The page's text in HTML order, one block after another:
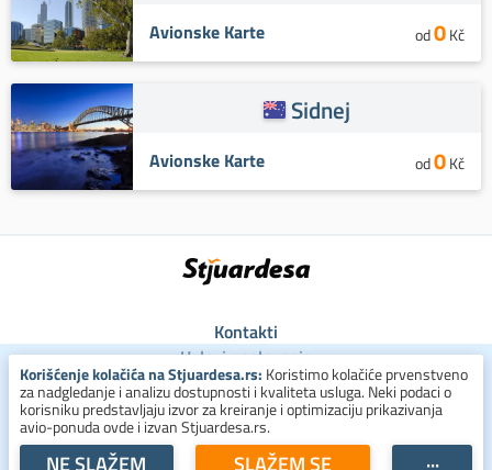
Avionske Karte od0Kč
Sidnej
Avionske Karte od0Kč
Kontakti
Uslovi poslovanja
Uslovi za kolačiće
Zaštita ličnih podataka
+381 800 300 137
Korišćenje kolačića na Stjuardesa.rs: Koristimo kolačiće prvenstveno
za nadgledanje i analizu dostupnosti i kvaliteta usluga. Neki podaci o
korisniku predstavljaju izvor za kreiranje i optimizaciju prikazivanja
avio-ponuda ovde i izvan Stjuardesa.rs.
NE SLAŽEM SLAŽEM SE ···